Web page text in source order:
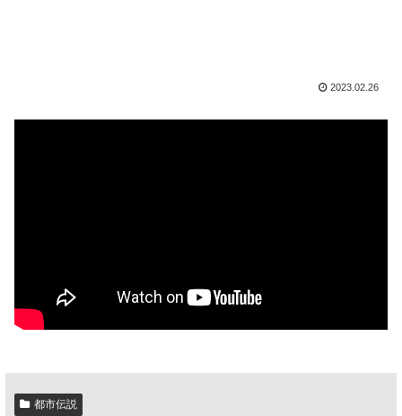
2023.02.26
都市伝説